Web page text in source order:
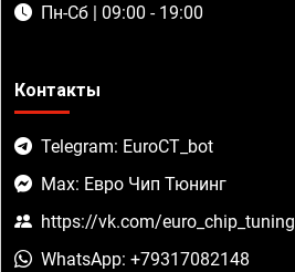
Пн-Сб | 09:00 - 19:00
Контакты
Telegram: EuroCT_bot
Max: Евро Чип Тюнинг
https://vk.com/euro_chip_tuning
WhatsApp: +79317082148